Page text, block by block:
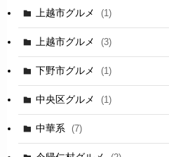
上越市グルメ (1)
上越市グルメ (3)
下野市グルメ (1)
中央区グルメ (1)
中華系 (7)